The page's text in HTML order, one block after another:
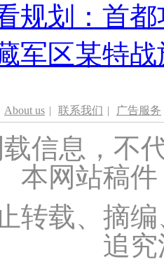
规划：首
军区某特
About us | 联系我们 | 广告服务
信息，不
本网站稿
转载、摘
追